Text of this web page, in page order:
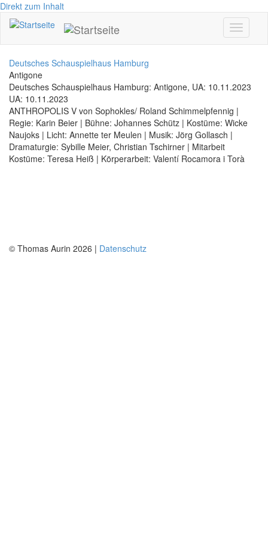
Direkt zum Inhalt
Toggle
Deutsches Schauspielhaus Hamburg
Antigone
Deutsches Schauspielhaus Hamburg: Antigone, UA: 10.11.2023
UA: 10.11.2023
ANTHROPOLIS V von Sophokles/ Roland Schimmelpfennig |
Regie: Karin Beier | Bühne: Johannes Schütz | Kostüme: Wicke
Naujoks | Licht: Annette ter Meulen | Musik: Jörg Gollasch |
Dramaturgie: Sybille Meier, Christian Tschirner | Mitarbeit
Kostüme: Teresa Heiß | Körperarbeit: Valentí Rocamora i Torà
© Thomas Aurin 2026 | Datenschutz